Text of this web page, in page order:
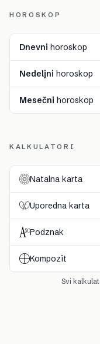
HOROSKOP
Dnevni horoskop
Nedeljni horoskop
Mesečni horoskop
KALKULATORI
Natalna karta
Uporedna karta
Podznak
Kompozit
Svi